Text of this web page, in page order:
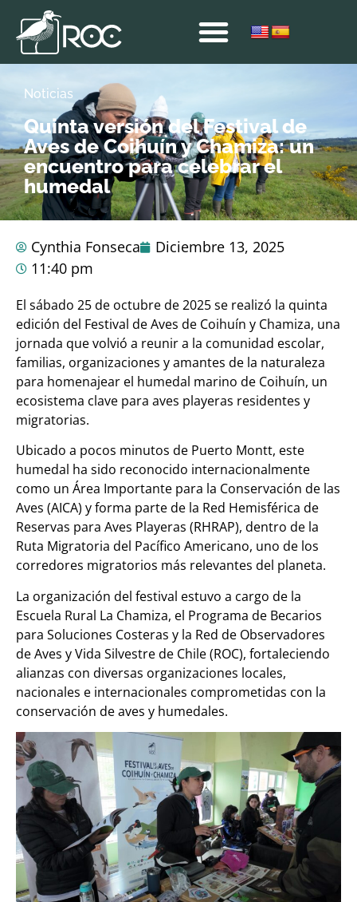
Noticias
Quinta versión del Festival de
Aves de Coihuín y Chamiza: un
encuentro para celebrar el
humedal
Cynthia Fonseca
Diciembre 13, 2025
11:40 pm
El sábado 25 de octubre de 2025 se realizó la quinta
edición del Festival de Aves de Coihuín y Chamiza, una
jornada que volvió a reunir a la comunidad escolar,
familias, organizaciones y amantes de la naturaleza
para homenajear el humedal marino de Coihuín, un
ecosistema clave para aves playeras residentes y
migratorias.
Ubicado a pocos minutos de Puerto Montt, este
humedal ha sido reconocido internacionalmente
como un Área Importante para la Conservación de las
Aves (AICA) y forma parte de la Red Hemisférica de
Reservas para Aves Playeras (RHRAP), dentro de la
Ruta Migratoria del Pacífico Americano, uno de los
corredores migratorios más relevantes del planeta.
La organización del festival estuvo a cargo de la
Escuela Rural La Chamiza, el Programa de Becarios
para Soluciones Costeras y la Red de Observadores
de Aves y Vida Silvestre de Chile (ROC), fortaleciendo
alianzas con diversas organizaciones locales,
nacionales e internacionales comprometidas con la
conservación de aves y humedales.